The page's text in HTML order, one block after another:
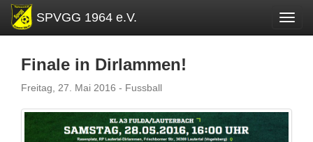
SPVGG 1964 e.V.
Finale in Dirlammen!
Freitag, 27. Mai 2016 - Fussball